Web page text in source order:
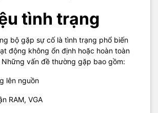
tình trạng
bộ gặp sự cố là tình trạng phổ biến
động không ổn định hoặc hoàn toàn
vấn đề thường gặp bao gồm:
lên nguồn
RAM, VGA
#MainboardPCLoi
#MayTinhHaiDangPhuQuoc